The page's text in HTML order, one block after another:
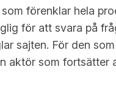
förenklar hela
för att svara på
sajten. För den
aktör som fortsätter